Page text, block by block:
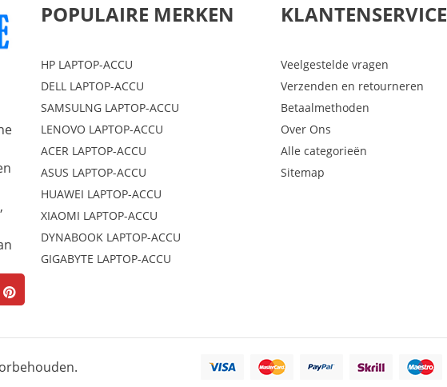
POPULAIRE MERKEN
HP LAPTOP-ACCU
DELL LAPTOP-ACCU
SAMSULNG LAPTOP-ACCU
LENOVO LAPTOP-ACCU
ACER LAPTOP-ACCU
ASUS LAPTOP-ACCU
HUAWEI LAPTOP-ACCU
XIAOMI LAPTOP-ACCU
DYNABOOK LAPTOP-ACCU
GIGABYTE LAPTOP-ACCU
KLANTENSERVICE
Veelgestelde vragen
Verzenden en retourneren
Betaalmethoden
Over Ons
Alle categorieën
Sitemap